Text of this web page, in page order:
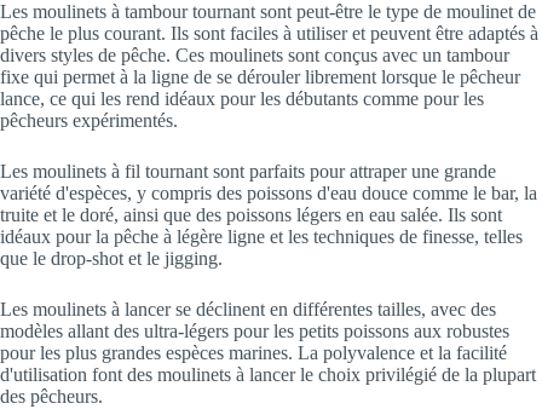
Les moulinets à tambour tournant sont peut-être le type de moulinet de
pêche le plus courant. Ils sont faciles à utiliser et peuvent être adaptés à
divers styles de pêche. Ces moulinets sont conçus avec un tambour
fixe qui permet à la ligne de se dérouler librement lorsque le pêcheur
lance, ce qui les rend idéaux pour les débutants comme pour les
pêcheurs expérimentés.
Les moulinets à fil tournant sont parfaits pour attraper une grande
variété d'espèces, y compris des poissons d'eau douce comme le bar, la
truite et le doré, ainsi que des poissons légers en eau salée. Ils sont
idéaux pour la pêche à légère ligne et les techniques de finesse, telles
que le drop-shot et le jigging.
Les moulinets à lancer se déclinent en différentes tailles, avec des
modèles allant des ultra-légers pour les petits poissons aux robustes
pour les plus grandes espèces marines. La polyvalence et la facilité
d'utilisation font des moulinets à lancer le choix privilégié de la plupart
des pêcheurs.